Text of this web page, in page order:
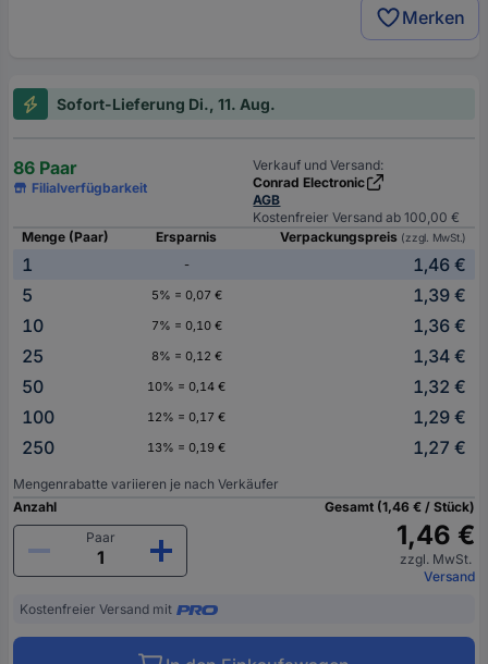
Merken
Sofort-Lieferung Di., 11. Aug.
86 Paar
Filialverfügbarkeit
Verkauf und Versand:
Conrad Electronic
AGB
Kostenfreier Versand ab 100,00 €
Menge (Paar)
Ersparnis Verpackungspreis (zzgl. MwSt.)
1 -
1,46 €
5
5% = 0,07 €
1,39 €
10
7% = 0,10 €
1,36 €
25
8% = 0,12 €
1,34 €
50
10% = 0,14 €
1,32 €
100
12% = 0,17 €
1,29 €
250
13% = 0,19 € 1,27 €
Mengenrabatte variieren je nach Verkäufer
Anzahl
Paar
Gesamt (1,46 € / Stück)
1,46 €
zzgl. MwSt.
Versand
Kostenfreier Versand mit